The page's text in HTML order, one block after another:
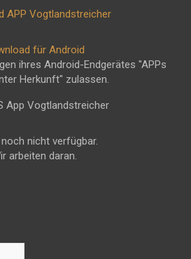
für Android
ihres Android-Endgerätes "APPs
Herkunft" zulassen.
nicht verfügbar.
arbeiten daran.